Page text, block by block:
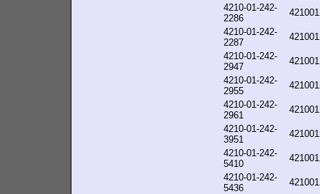
4210-01-242-
2286
4210-01-242-
2287
4210-01-242-
2947
4210-01-242-
2955
4210-01-242-
2961
4210-01-242-
3951
4210-01-242-
5410
4210-01-242-
5436